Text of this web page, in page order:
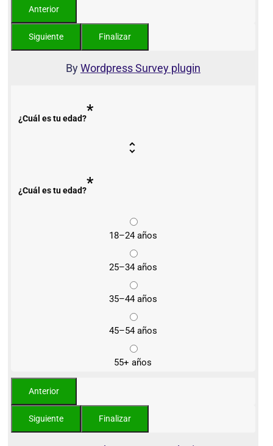
ByWordpress Survey plugin
¿Cuál es tu edad?*
¿Cuál es tu edad?*
18–24 años
25–34 años
35–44 años
45–54 años
55+ años